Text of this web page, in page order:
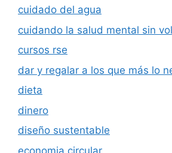
cuidado del agua
cuidando la salud mental sin
cursos rse
dar y regalar a los que más lo
dieta
dinero
diseño sustentable
economia circular